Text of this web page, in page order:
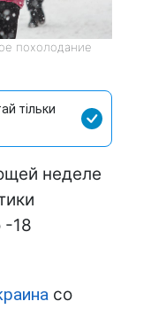
похолодание
тільки
неделе
-18
со